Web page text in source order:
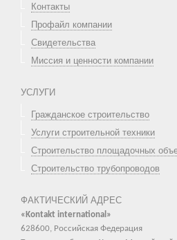
Контакты
Профайл компании
Свидетельства
Миссия и ценности компании
УСЛУГИ
Гражданское строительство
Услуги строительной техники
Строительство площадочных
Строительство трубопроводов
ФАКТИЧЕСКИЙ АДРЕС
«Kontakt international»
628600, Российская Федерация